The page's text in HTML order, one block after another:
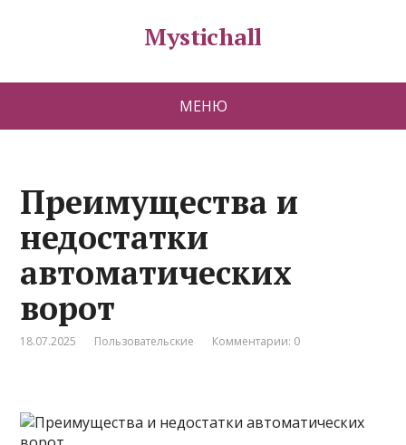
Mystichall
МЕНЮ
Преимущества и
недостатки
автоматических
ворот
18.07.2025 Пользовательские Комментарии: 0